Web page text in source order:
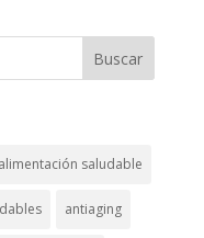
alimentación saludable
antiaging